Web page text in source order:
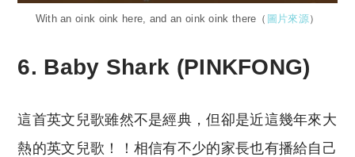
With an oink oink here, and an oink oink there（ 圖片來源）
6. Baby Shark (PINKFONG)
這首英文兒歌雖然不是經典，但卻是近這幾年來大
熱的英文兒歌！！相信有不少的家長也有播給自己